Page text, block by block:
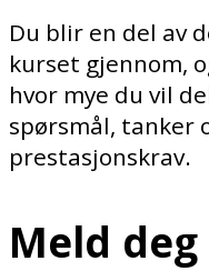
Du blir en del av
kurset gjennom,
hvor mye du vil
spørsmål, tanker
prestasjonskrav.
Meld deg